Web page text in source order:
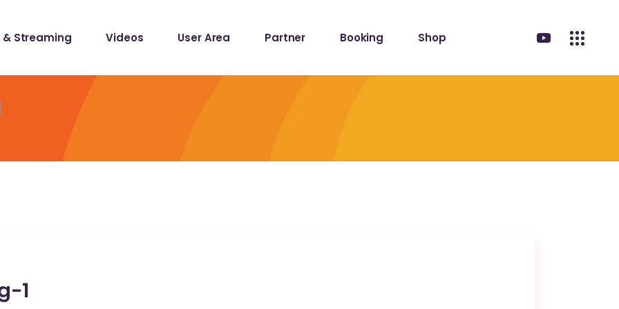
& Streaming Videos User Area Partner Booking Shop
1